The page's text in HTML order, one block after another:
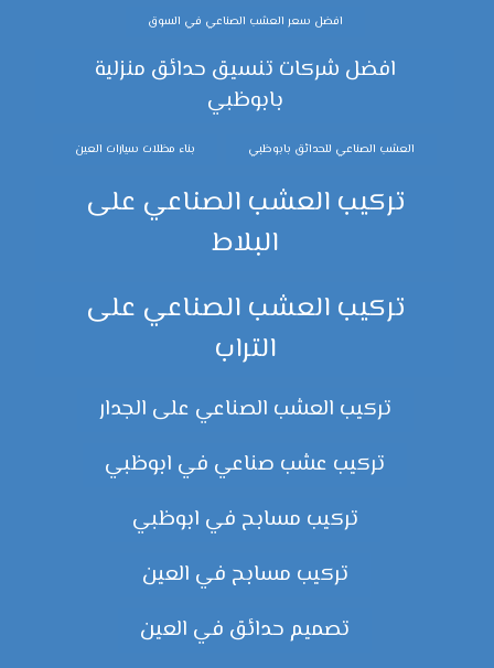
افضل سعر العشب الصناعي في السوق
افضل شركات تنسيق حدائق منزلية
بابوظبي
العشب الصناعي للحدائق بابوظبي بناء مظلات سيارات العين
تركيب العشب الصناعي على
البلاط
تركيب العشب الصناعي على
التراب
تركيب العشب الصناعي على الجدار
تركيب عشب صناعي في ابوظبي
تركيب مسابح في ابوظبي
تركيب مسابح في العين
تصميم حدائق في العين